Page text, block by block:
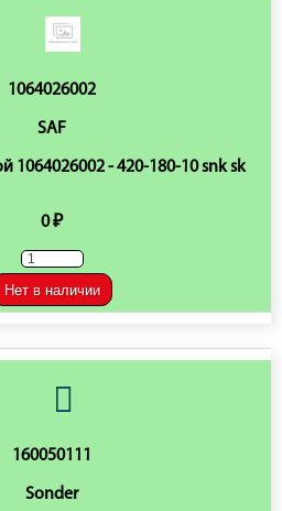
1064026002
SAF
1064026002 - 420-180-10 snk sk
0 ₽
Нет в наличии
160050111
Sonder